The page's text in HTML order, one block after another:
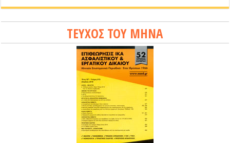
ΤΕΥΧΟΣ ΤΟΥ ΜΗΝΑ